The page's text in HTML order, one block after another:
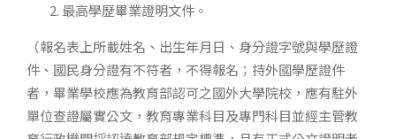
最高學歷畢業證明文件。
（報名表上所載姓名、出生年月日、身分證字號與學歷證
件、國民身分證有不符者，不得報名；持外國學歷證件
者，畢業學校應為教育部認可之國外大學院校，應有駐外
單位查證屬實公文，教育專業科目及專門科目並經主管教